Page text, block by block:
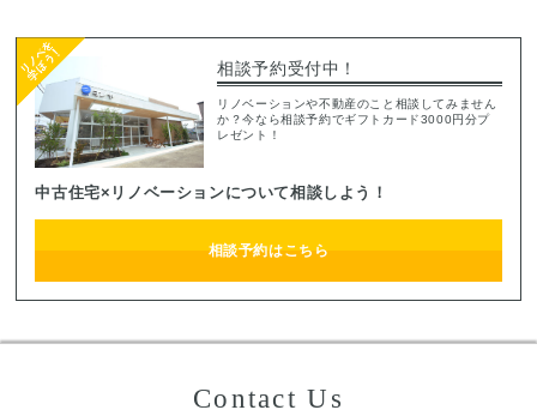
相談予約受付中！
リノベーションや不動産のこと相談してみません
か？今なら相談予約でギフトカード3000円分プ
レゼント！
中古住宅×リノベーションについて相談しよう！
相談予約はこちら
Contact Us